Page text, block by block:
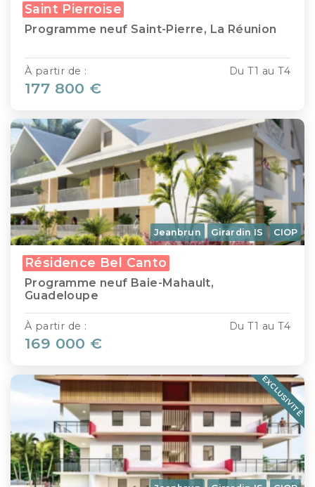
Saint Pierroise
Programme neuf Saint-Pierre, La Réunion
Du T1 au T4
À partir de :
177 800 €
Jeanbrun Girardin IS CIOP
Résidence Bel Canto
Programme neuf Baie-Mahault,
Guadeloupe
Du T1 au T4
À partir de :
169 000 €
EXCLUSIVITÉ